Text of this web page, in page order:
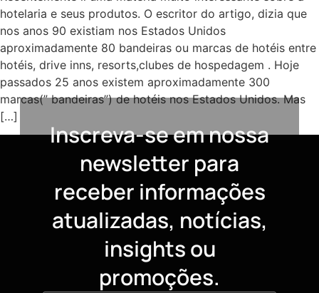
hotelaria e seus produtos. O escritor do artigo, dizia que
nos anos 90 existiam nos Estados Unidos
aproximadamente 80 bandeiras ou marcas de hotéis entre
hotéis, drive inns, resorts,clubes de hospedagem . Hoje
passados 25 anos existem aproximadamente 300
marcas(” bandeiras”) de hotéis nos Estados Unidos. Mas
[…]
Inscreva-se em nossa
newsletter para
receber informações
atualizadas, notícias,
insights ou
promoções.